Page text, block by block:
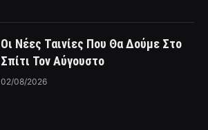
Οι Νέες Ταινίες Που Θα Δούμε Στο
Σπίτι Τον Αύγουστο
02/08/2026